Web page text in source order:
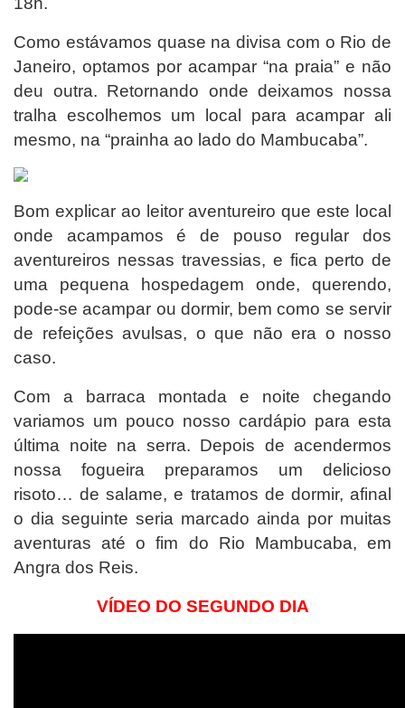
Como estávamos quase na divisa com o Rio de
Janeiro, optamos por acampar “na praia” e não
deu outra. Retornando onde deixamos nossa
tralha escolhemos um local para acampar ali
mesmo, na “prainha ao lado do Mambucaba”.
Bom explicar ao leitor aventureiro que este local
onde acampamos é de pouso regular dos
aventureiros nessas travessias, e fica perto de
uma pequena hospedagem onde, querendo,
pode-se acampar ou dormir, bem como se servir
de refeições avulsas, o que não era o nosso
caso.
Com a barraca montada e noite chegando
variamos um pouco nosso cardápio para esta
última noite na serra. Depois de acendermos
nossa fogueira preparamos um delicioso
risoto… de salame, e tratamos de dormir, afinal
o dia seguinte seria marcado ainda por muitas
aventuras até o fim do Rio Mambucaba, em
Angra dos Reis.
VÍDEO DO SEGUNDO DIA